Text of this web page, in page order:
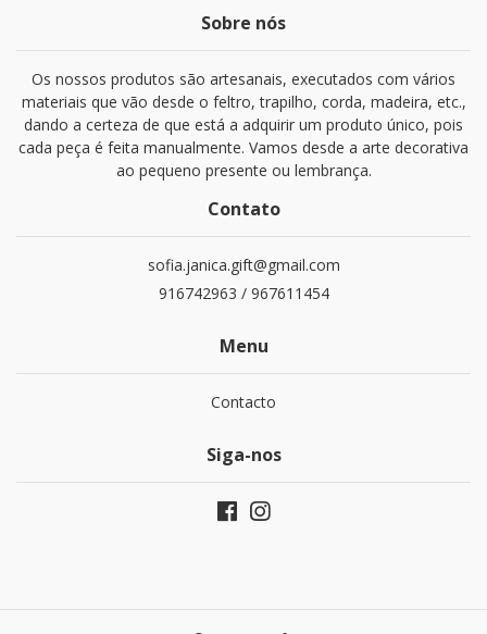
Sobre nós
Os nossos produtos são artesanais, executados com vários
materiais que vão desde o feltro, trapilho, corda, madeira, etc.,
dando a certeza de que está a adquirir um produto único, pois
cada peça é feita manualmente. Vamos desde a arte decorativa
ao pequeno presente ou lembrança.
Contato
sofia.janica.gift@gmail.com
916742963 / 967611454
Menu
Contacto
Siga-nos